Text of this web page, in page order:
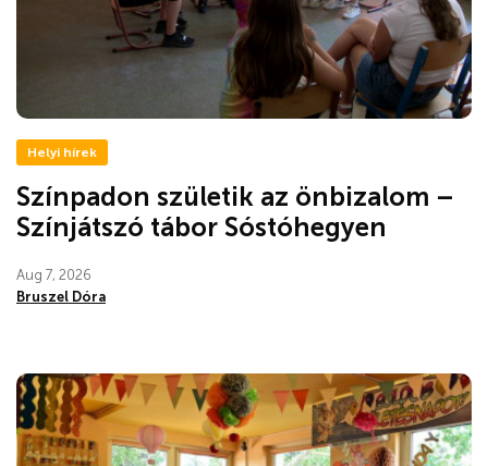
Helyi hírek
Színpadon születik az önbizalom –
Színjátszó tábor Sóstóhegyen
Aug 7, 2026
Bruszel Dóra